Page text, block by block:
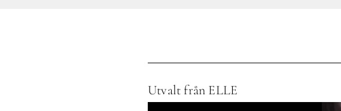
Utvalt från ELLE